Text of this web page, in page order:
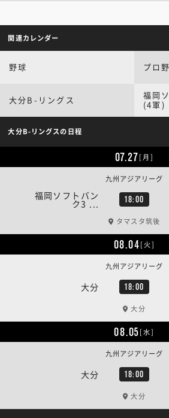
関連カレンダー
野球 プロ
大分B-リングス
福岡
(4軍)
大分B-リングスの日程
07.27[月]
福岡ソフトバン
ク3 ... 18:00
九州アジアリーグ
タマスタ筑後
08.04[火]
大分 18:00
九州アジアリーグ
大分
08.05[水]
大分 18:00
九州アジアリーグ
大分